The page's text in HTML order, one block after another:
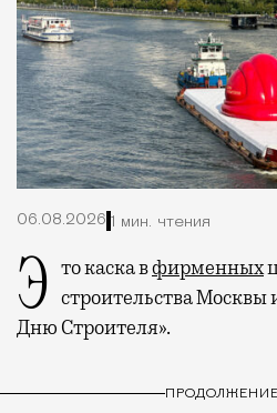
06.08.2026 1 мин. чтения
Это каска вфирменных
строительства Москвы
Дню Строителя».